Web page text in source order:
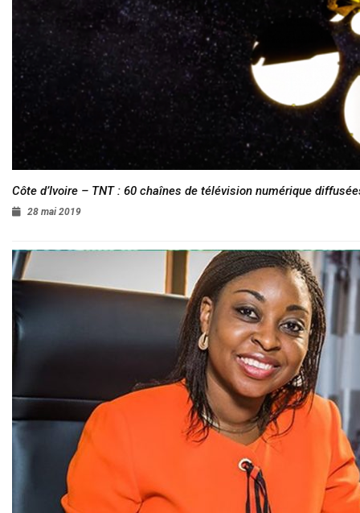
Côte d’Ivoire – TNT : 60 chaînes de télévision numérique
28 mai 2019